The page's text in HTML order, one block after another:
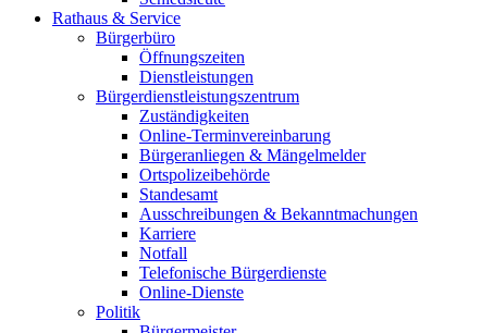
Rathaus & Service
Bürgerbüro
Öffnungszeiten
Dienstleistungen
Bürgerdienstleistungszentrum
Zuständigkeiten
Online-Terminvereinbarung
Bürgeranliegen & Mängelmelder
Ortspolizeibehörde
Standesamt
Ausschreibungen & Bekanntmachungen
Karriere
Notfall
Telefonische Bürgerdienste
Online-Dienste
Politik